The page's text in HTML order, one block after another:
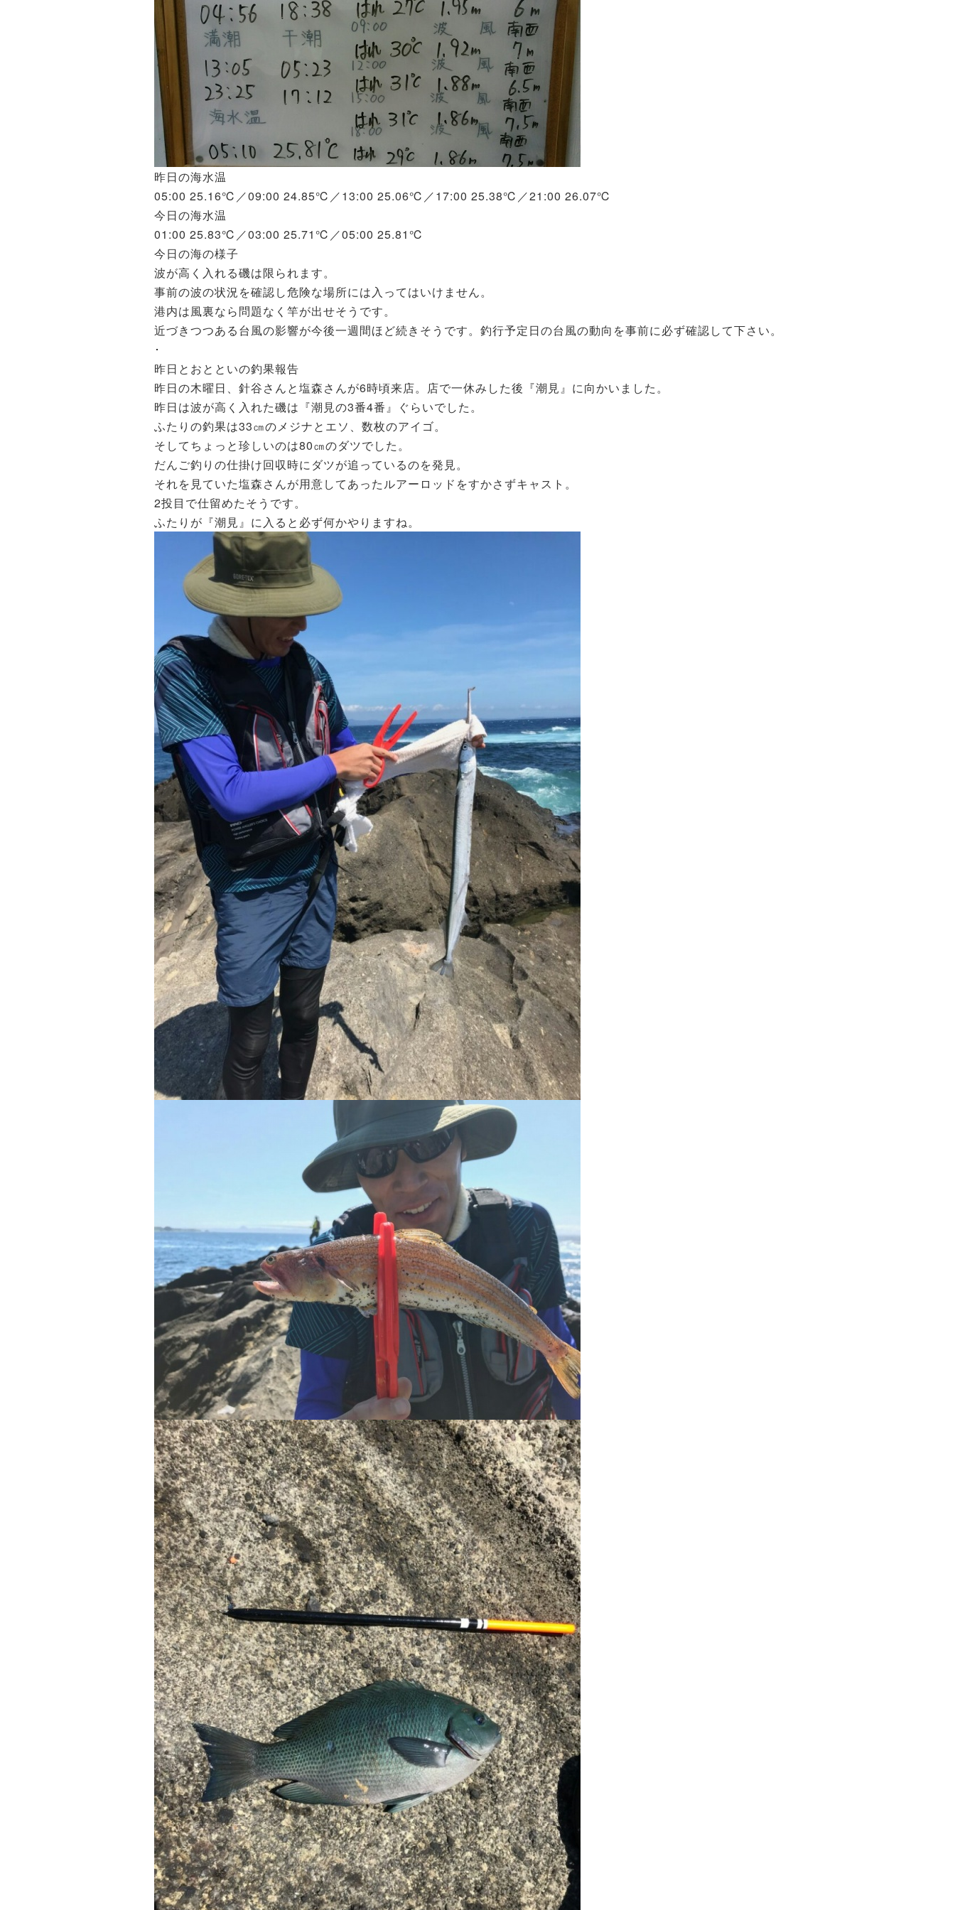
昨日の海水温
05:00 25.16℃／09:00 24.85℃／13:00 25.06℃／17:00 25.38℃／21:00 26.07℃
今日の海水温
01:00 25.83℃／03:00 25.71℃／05:00 25.81℃
今日の海の様子
波が高く入れる磯は限られます。
事前の波の状況を確認し危険な場所には入ってはいけません。
港内は風裏なら問題なく竿が出せそうです。
近づきつつある台風の影響が今後一週間ほど続きそうです。釣行予定日の台風の動向を事前に必ず確認して下さい。
･
昨日とおとといの釣果報告
昨日の木曜日、針谷さんと塩森さんが6時頃来店。店で一休みした後『潮見』に向かいました。
昨日は波が高く入れた磯は『潮見の3番4番』ぐらいでした。
ふたりの釣果は33㎝のメジナとエソ、数枚のアイゴ。
そしてちょっと珍しいのは80㎝のダツでした。
だんご釣りの仕掛け回収時にダツが追っているのを発見。
それを見ていた塩森さんが用意してあったルアーロッドをすかさずキャスト。
2投目で仕留めたそうです。
ふたりが『潮見』に入ると必ず何かやりますね。